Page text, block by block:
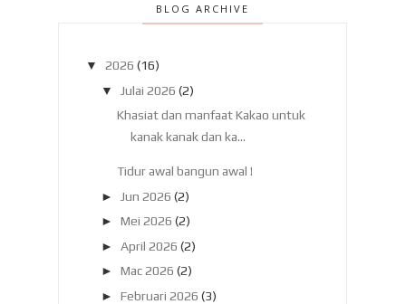
BLOG ARCHIVE
▼ 2026 (16)
▼
Julai 2026 (2)
Khasiat dan manfaat Kakao untuk
kanak kanak dan ka...
Tidur awal bangun awal !
►
Jun 2026 (2)
► Mei 2026 (2)
► April 2026 (2)
► Mac 2026 (2)
► Februari 2026 (3)